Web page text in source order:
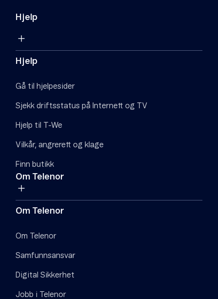
Hjelp
Hjelp
Gå til hjelpesider
Sjekk driftsstatus på Internett og TV
Hjelp til T-We
Vilkår, angrerett og klage
Finn butikk
Om Telenor
Om Telenor
Om Telenor
Samfunnsansvar
Digital Sikkerhet
Jobb i Telenor